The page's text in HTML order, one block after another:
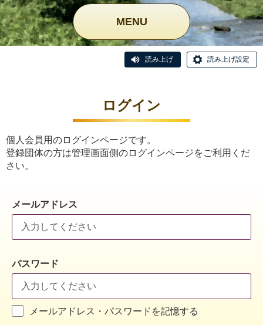
MENU
読み上げ 読み上げ設定
ログイン
個人会員用のログインページです。
登録団体の方は管理画面側のログインページをご利用くだ
さい。
メールアドレス
パスワード
メールアドレス・パスワードを記憶する